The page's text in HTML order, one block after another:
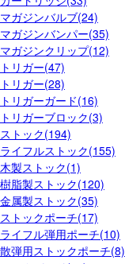
マガジンバルブ(24)
マガジンバンパー(35)
マガジンクリップ(12)
トリガー(47)
トリガー(28)
トリガーガード(16)
トリガーブロック(3)
ストック(194)
ライフルストック(155)
木製ストック(1)
樹脂製ストック(120)
金属製ストック(35)
ストックポーチ(17)
ライフル弾用ポーチ(10)
散弾用ストックポーチ(8)